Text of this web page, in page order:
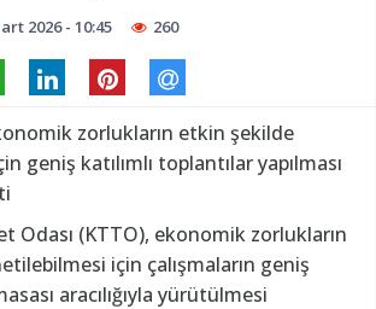
2026 - 10:45 260
zorlukların etkin şekilde
geniş katılımlı toplantılar yapılması
Odası (KTTO), ekonomik zorlukların
için çalışmaların geniş
aracılığıyla yürütülmesi